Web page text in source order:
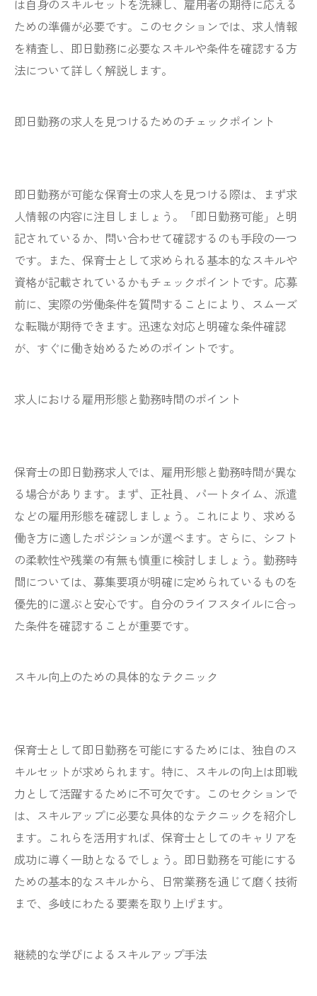
は自身のスキルセットを洗練し、雇用者の期待に応える
ための準備が必要です。このセクションでは、求人情報
を精査し、即日勤務に必要なスキルや条件を確認する方
法について詳しく解説します。
即日勤務の求人を見つけるためのチェックポイント
即日勤務が可能な保育士の求人を見つける際は、まず求
人情報の内容に注目しましょう。「即日勤務可能」と明
記されているか、問い合わせて確認するのも手段の一つ
です。また、保育士として求められる基本的なスキルや
資格が記載されているかもチェックポイントです。応募
前に、実際の労働条件を質問することにより、スムーズ
な転職が期待できます。迅速な対応と明確な条件確認
が、すぐに働き始めるためのポイントです。
求人における雇用形態と勤務時間のポイント
保育士の即日勤務求人では、雇用形態と勤務時間が異な
る場合があります。まず、正社員、パートタイム、派遣
などの雇用形態を確認しましょう。これにより、求める
働き方に適したポジションが選べます。さらに、シフト
の柔軟性や残業の有無も慎重に検討しましょう。勤務時
間については、募集要項が明確に定められているものを
優先的に選ぶと安心です。自分のライフスタイルに合っ
た条件を確認することが重要です。
スキル向上のための具体的なテクニック
保育士として即日勤務を可能にするためには、独自のス
キルセットが求められます。特に、スキルの向上は即戦
力として活躍するために不可欠です。このセクションで
は、スキルアップに必要な具体的なテクニックを紹介し
ます。これらを活用すれば、保育士としてのキャリアを
成功に導く一助となるでしょう。即日勤務を可能にする
ための基本的なスキルから、日常業務を通じて磨く技術
まで、多岐にわたる要素を取り上げます。
継続的な学びによるスキルアップ手法